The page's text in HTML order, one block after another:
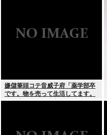
嫌儲筆頭コテ音威子府「薬学部卒
です。物を売って生活してます。
何を売ってるかは言えません」